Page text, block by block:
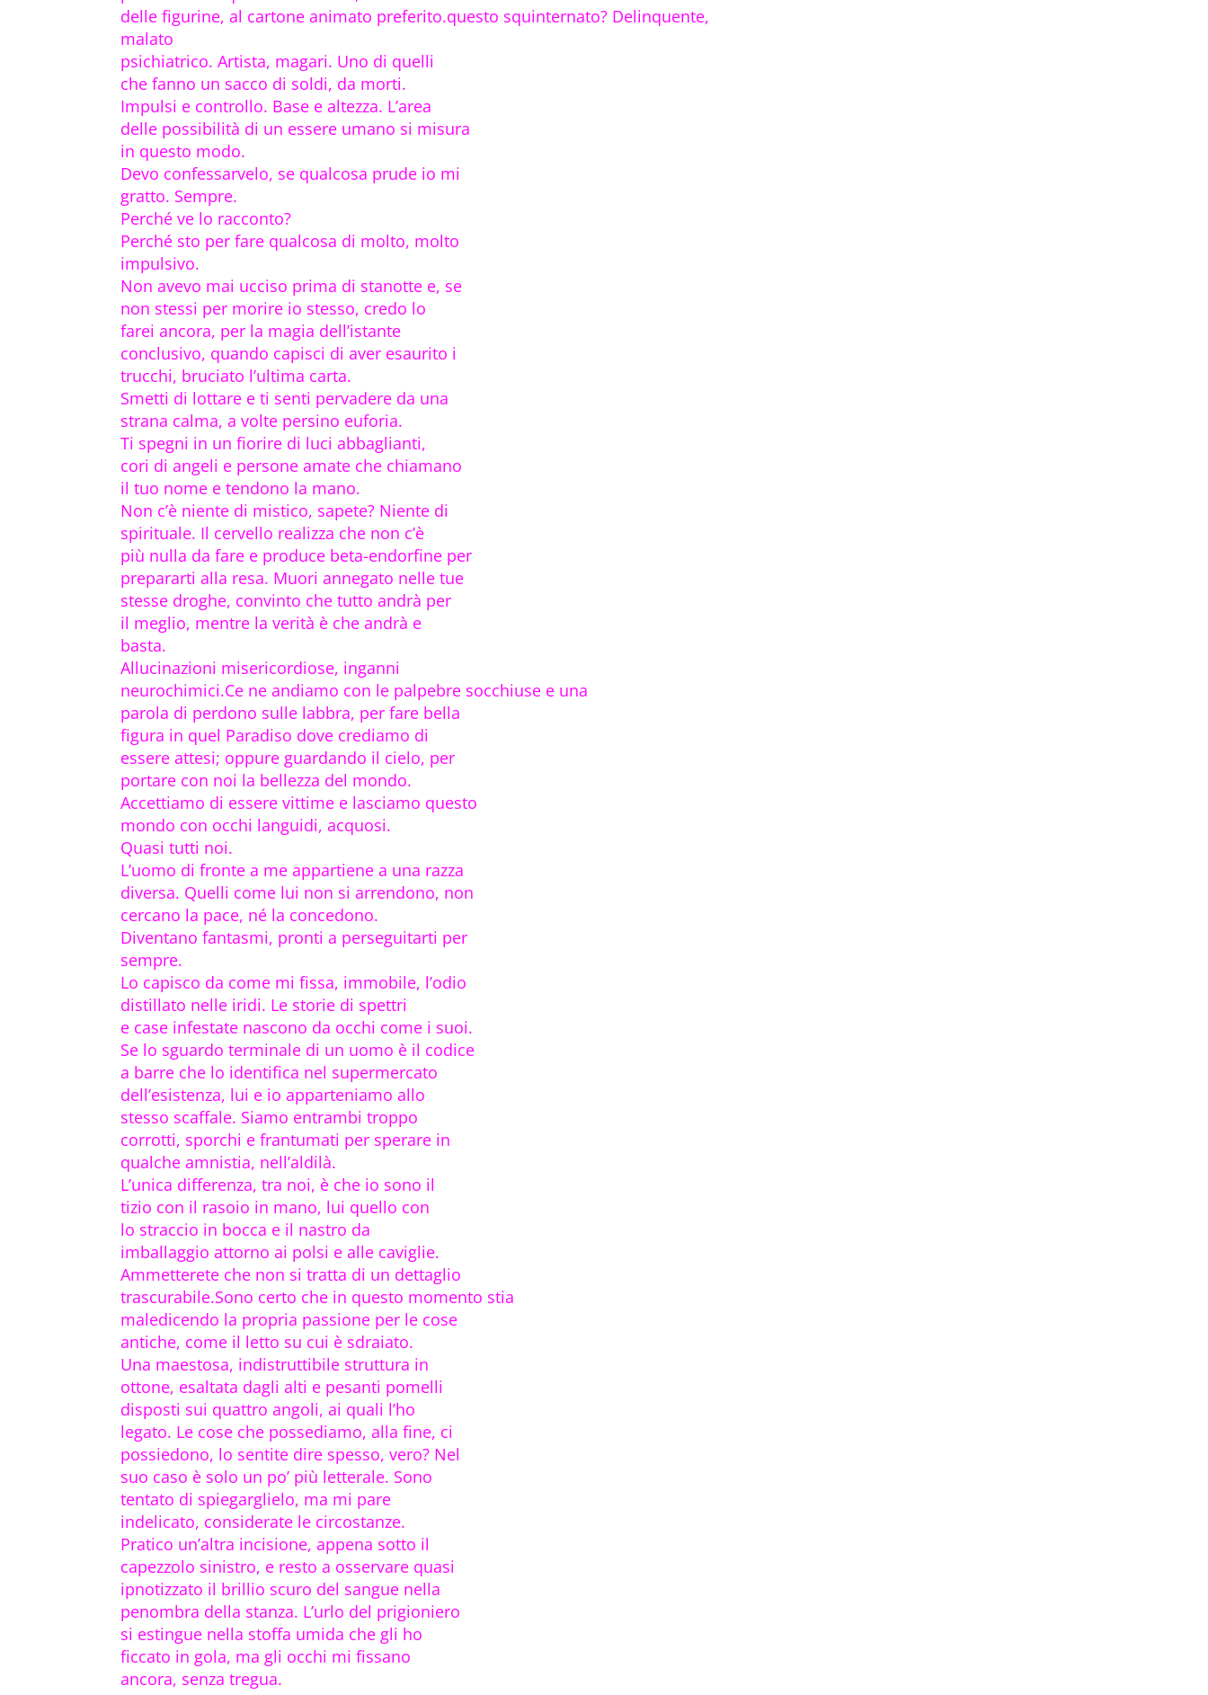
delle figurine, al cartone animato preferito.questo squinternato? Delinquente,
malato
psichiatrico. Artista, magari. Uno di quelli
che fanno un sacco di soldi, da morti.
Impulsi e controllo. Base e altezza. L’area
delle possibilità di un essere umano si misura
in questo modo.
Devo confessarvelo, se qualcosa prude io mi
gratto. Sempre.
Perché ve lo racconto?
Perché sto per fare qualcosa di molto, molto
impulsivo.
Non avevo mai ucciso prima di stanotte e, se
non stessi per morire io stesso, credo lo
farei ancora, per la magia dell’istante
conclusivo, quando capisci di aver esaurito i
trucchi, bruciato l’ultima carta.
Smetti di lottare e ti senti pervadere da una
strana calma, a volte persino euforia.
Ti spegni in un fiorire di luci abbaglianti,
cori di angeli e persone amate che chiamano
il tuo nome e tendono la mano.
Non c’è niente di mistico, sapete? Niente di
spirituale. Il cervello realizza che non c’è
più nulla da fare e produce beta-endorfine per
prepararti alla resa. Muori annegato nelle tue
stesse droghe, convinto che tutto andrà per
il meglio, mentre la verità è che andrà e
basta.
Allucinazioni misericordiose, inganni
neurochimici.Ce ne andiamo con le palpebre socchiuse e una
parola di perdono sulle labbra, per fare bella
figura in quel Paradiso dove crediamo di
essere attesi; oppure guardando il cielo, per
portare con noi la bellezza del mondo.
Accettiamo di essere vittime e lasciamo questo
mondo con occhi languidi, acquosi.
Quasi tutti noi.
L’uomo di fronte a me appartiene a una razza
diversa. Quelli come lui non si arrendono, non
cercano la pace, né la concedono.
Diventano fantasmi, pronti a perseguitarti per
sempre.
Lo capisco da come mi fissa, immobile, l’odio
distillato nelle iridi. Le storie di spettri
e case infestate nascono da occhi come i suoi.
Se lo sguardo terminale di un uomo è il codice
a barre che lo identifica nel supermercato
dell’esistenza, lui e io apparteniamo allo
stesso scaffale. Siamo entrambi troppo
corrotti, sporchi e frantumati per sperare in
qualche amnistia, nell’aldilà.
L’unica differenza, tra noi, è che io sono il
tizio con il rasoio in mano, lui quello con
lo straccio in bocca e il nastro da
imballaggio attorno ai polsi e alle caviglie.
Ammetterete che non si tratta di un dettaglio
trascurabile.Sono certo che in questo momento stia
maledicendo la propria passione per le cose
antiche, come il letto su cui è sdraiato.
Una maestosa, indistruttibile struttura in
ottone, esaltata dagli alti e pesanti pomelli
disposti sui quattro angoli, ai quali l’ho
legato. Le cose che possediamo, alla fine, ci
possiedono, lo sentite dire spesso, vero? Nel
suo caso è solo un po’ più letterale. Sono
tentato di spiegarglielo, ma mi pare
indelicato, considerate le circostanze.
Pratico un’altra incisione, appena sotto il
capezzolo sinistro, e resto a osservare quasi
ipnotizzato il brillio scuro del sangue nella
penombra della stanza. L’urlo del prigioniero
si estingue nella stoffa umida che gli ho
ficcato in gola, ma gli occhi mi fissano
ancora, senza tregua.